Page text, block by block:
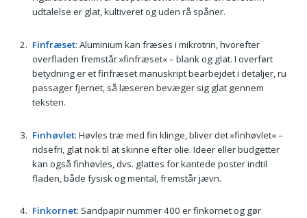
udtalelse er glat, kultiveret og uden rå spåner.
Finfræset: Aluminium kan fræses i mikrotrin, hvorefter
overfladen fremstår »finfræset« – blank og glat. I overført
betydning er et finfræset manuskript bearbejdet i detaljer, ru
passager fjernet, så læseren bevæger sig glat gennem
teksten.
Finhøvlet: Høvles træ med fin klinge, bliver det »finhøvlet« –
ridsefri, glat nok til at skinne efter olie. Ideer eller budgetter
kan også finhøvles, dvs. glattes for kantede poster indtil
fladen, både fysisk og mental, fremstår jævn.
Finkornet: Sandpapir nummer 400 er finkornet og gør